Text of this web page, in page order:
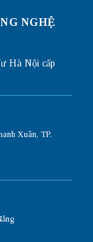
NGHỆ
Hà Nội cấp
Xuân, TP.